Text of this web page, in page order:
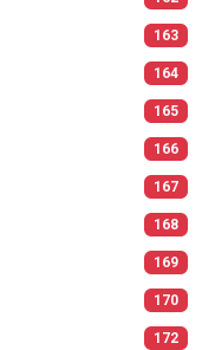
163
164
165
166
167
168
169
170
172